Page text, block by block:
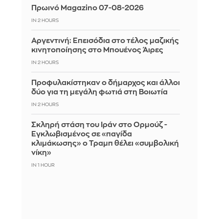
Πρωινό Magazino 07-08-2026
IN 2 HOURS
Αργεντινή: Επεισόδια στο τέλος μαζικής
κινητοποίησης στο Μπουένος Άιρες
IN 2 HOURS
Προφυλακίστηκαν ο δήμαρχος και άλλοι
δύο για τη μεγάλη φωτιά στη Βοιωτία
IN 2 HOURS
Σκληρή στάση του Ιράν στο Ορμούζ -
Εγκλωβισμένος σε «παγίδα
κλιμάκωσης» ο Τραμπ θέλει «συμβολική
νίκη»
IN 1 HOUR